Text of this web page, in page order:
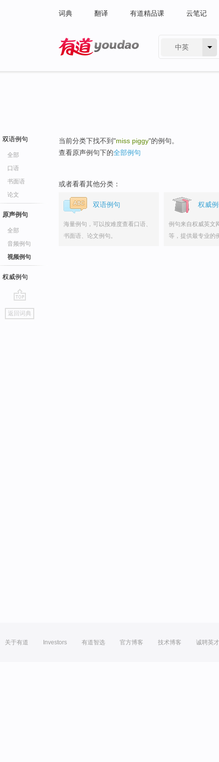
词典 翻译 有道精品课 云笔记
中英
双语例句
全部
口语
书面语
论文
原声例句
全部
音频例句
视频例句
权威例句
go
top
返回词典
当前分类下找不到"miss piggy"的例句。
查看原声例句下的全部例句
或者看看其他分类：
双语例句
海量例句，可以按难度查看口语、
书面语、论文例句。
权威
例句来自权威英文
等，提供最专业的
关于有道 Investors 有道智选 官方博客 技术博客 诚聘英才